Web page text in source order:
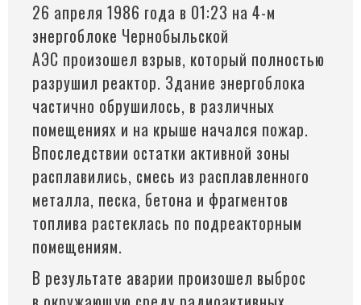
26 апреля 1986 года в 01:23 на 4-м
энергоблоке Чернобыльской
АЭС произошел взрыв, который полностью
разрушил реактор. Здание энергоблока
частично обрушилось, в различных
помещениях и на крыше начался пожар.
Впоследствии остатки активной зоны
расплавились, смесь из расплавленного
металла, песка, бетона и фрагментов
топлива растеклась по подреакторным
помещениям.
В результате аварии произошел выброс